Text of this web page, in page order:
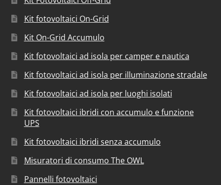
Kit fotovoltaici On-Grid
Kit On-Grid Accumulo
Kit fotovoltaici ad isola per camper e nautica
Kit fotovoltaici ad isola per illuminazione stradale
Kit fotovoltaici ad isola per luoghi isolati
Kit fotovoltaici ibridi con accumulo e funzione
UPS
Kit fotovoltaici ibridi senza accumulo
Misuratori di consumo The OWL
Pannelli fotovoltaici